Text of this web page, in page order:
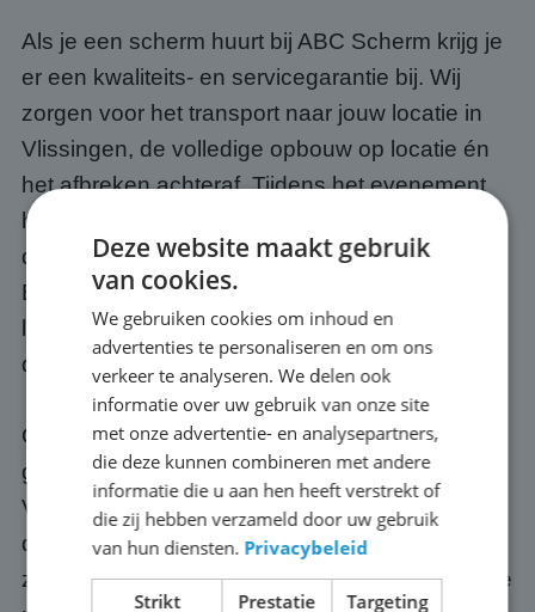
Als je een scherm huurt bij ABC Scherm krijg je
er een kwaliteits- en servicegarantie bij. Wij
zorgen voor het transport naar jouw locatie in
Vlissingen, de volledige opbouw op locatie én
het afbreken achteraf. Tijdens het evenement
hoef jij je geen moment zorgen te maken over
de techniek, dat is onze verantwoordelijkheid.
Bovendien weten we precies wat we moeten
leveren voor tien mensen, tienduizend én alles
daartussenin.
Optioneel regelen we ook een passende
geluidsinstallatie, zodat jouw publiek in
Vlissingen ook het commentaar, de muziek of
de presentatie goed meekrijgt. Onze schermen
zijn altijd up-to-date: we investeren continu in de
Deze website maakt gebruik
van cookies.
We gebruiken cookies om inhoud en
advertenties te personaliseren en om ons
verkeer te analyseren. We delen ook
informatie over uw gebruik van onze site
met onze advertentie- en analysepartners,
die deze kunnen combineren met andere
informatie die u aan hen heeft verstrekt of
die zij hebben verzameld door uw gebruik
van hun diensten. Privacybeleid
Strikt
Prestatie Targeting